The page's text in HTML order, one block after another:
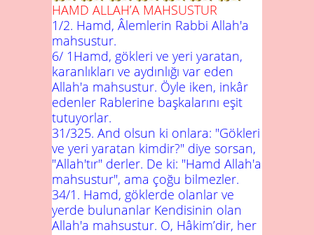
HAMD ALLAH’A MAHSUSTUR
1/2. Hamd, Âlemlerin Rabbi Allah'a
mahsustur.
6/ 1 Hamd, gökleri ve yeri yaratan,
karanlıkları ve aydınlığı var eden
Allah'a mahsustur. Öyle iken, inkâr
edenler Rablerine başkalarını eşit
tutuyorlar.
31/325. And olsun ki onlara: "Gökleri
ve yeri yaratan kimdir?" diye sorsan,
"Allah'tır" derler. De ki: "Hamd Allah'a
mahsustur", ama çoğu bilmezler.
34/1 . Hamd, göklerde olanlar ve
yerde bulunanlar Kendisinin olan
Allah'a mahsustur. O, Hâkim’dir, her